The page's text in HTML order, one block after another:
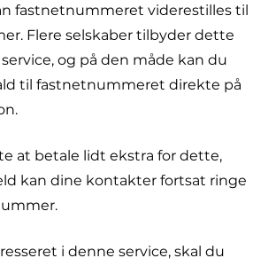
fastnetnummeret viderestilles til
Flere selskaber tilbyder dette
og på den måde kan du
til fastnetnummeret direkte på
at betale lidt ekstra for dette,
kan dine kontakter fortsat ringe
i denne service, skal du